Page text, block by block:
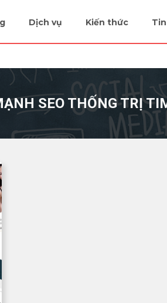
Dịch vụ Kiến thức
SEO THỐNG TRỊ